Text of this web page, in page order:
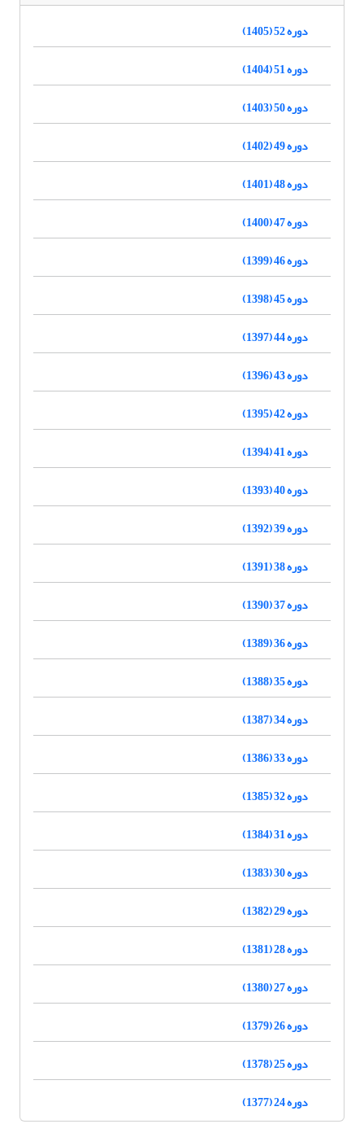
دوره 52 (1405)
دوره 51 (1404)
دوره 50 (1403)
دوره 49 (1402)
دوره 48 (1401)
دوره 47 (1400)
دوره 46 (1399)
دوره 45 (1398)
دوره 44 (1397)
دوره 43 (1396)
دوره 42 (1395)
دوره 41 (1394)
دوره 40 (1393)
دوره 39 (1392)
دوره 38 (1391)
دوره 37 (1390)
دوره 36 (1389)
دوره 35 (1388)
دوره 34 (1387)
دوره 33 (1386)
دوره 32 (1385)
دوره 31 (1384)
دوره 30 (1383)
دوره 29 (1382)
دوره 28 (1381)
دوره 27 (1380)
دوره 26 (1379)
دوره 25 (1378)
دوره 24 (1377)